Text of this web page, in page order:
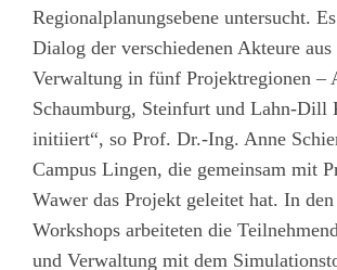
Regionalplanungsebene untersucht.
Dialog der verschiedenen Akteure
Verwaltung in fünf Projektregionen –
Schaumburg, Steinfurt und Lahn-Dill
initiiert“, so Prof. Dr.-Ing. Anne
Campus Lingen, die gemeinsam mit
Wawer das Projekt geleitet hat. In
Workshops arbeiteten die
und Verwaltung mit dem